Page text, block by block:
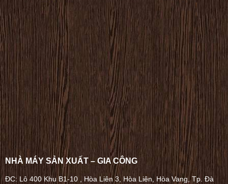
NHÀ MÁY SẢN XUẤT – GIA CÔNG
ĐC: Lô 400 Khu B1-10 , Hòa Liên 3, Hòa Liên, Hòa Vang, Tp. Đà